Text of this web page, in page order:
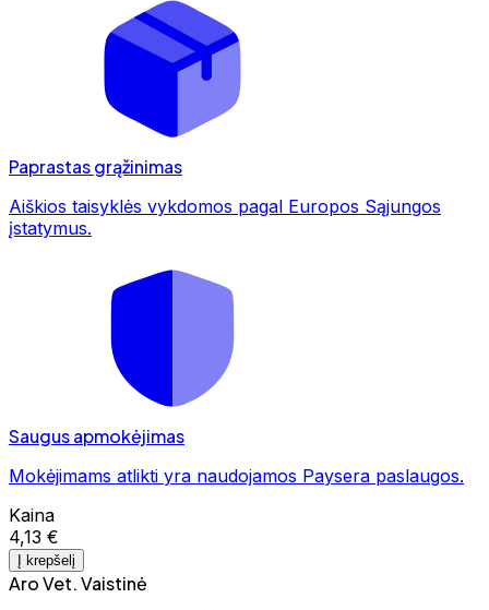
Paprastas grąžinimas
Aiškios taisyklės vykdomos pagal Europos Sąjungos
įstatymus.
Saugus apmokėjimas
Mokėjimams atlikti yra naudojamos Paysera paslaugos.
Kaina
4,13 €
Į krepšelį
Aro Vet. Vaistinė